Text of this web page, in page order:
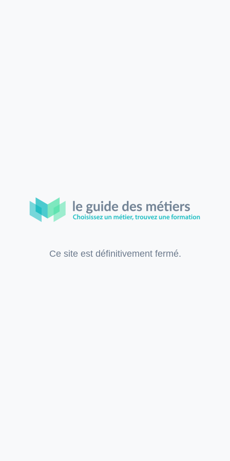
Ce site est définitivement fermé.